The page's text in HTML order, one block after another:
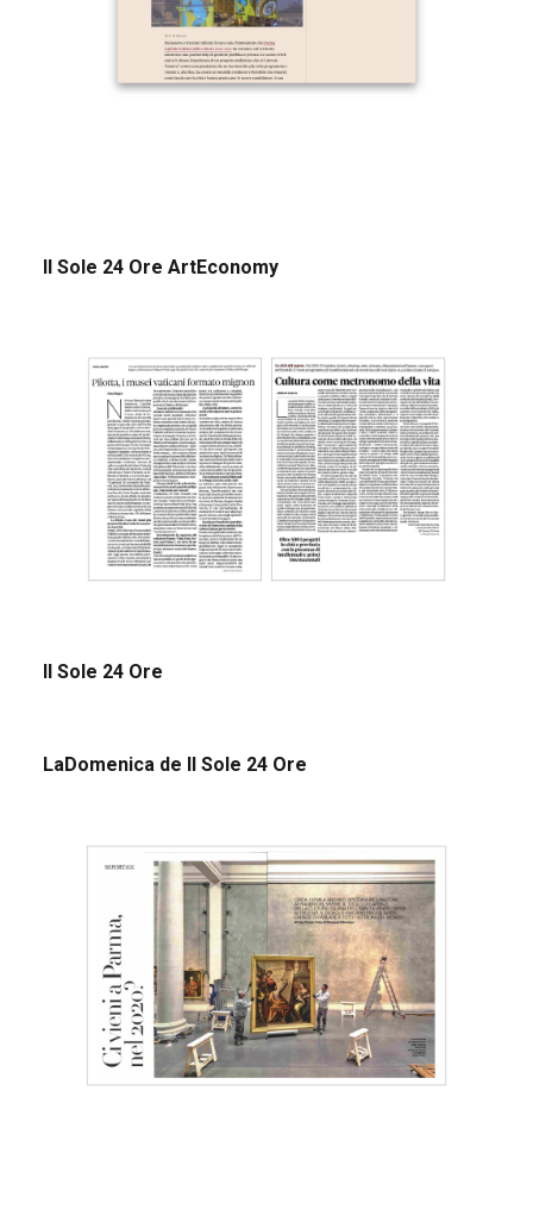
Il Sole 24 Ore ArtEconomy
Il Sole 24 Ore
LaDomenica de Il Sole 24 Ore